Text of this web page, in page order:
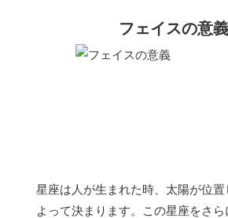
フェイスの意義
星座は人が生まれた時、太陽が位置
よって決まります。この星座をさ